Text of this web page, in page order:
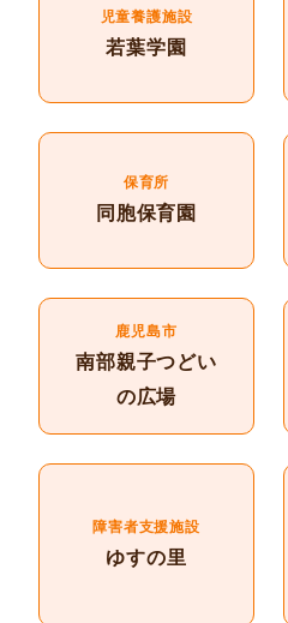
児童養護施設
若葉学園
保育所
同胞保育園
鹿児島市
南部親子つどい
の広場
障害者支援施設
ゆすの里